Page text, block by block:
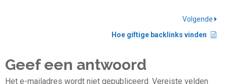
Volgende
Hoe giftige backlinks vinden
Geef een antwoord
Het e-mailadres wordt niet gepubliceerd. Vereiste velden